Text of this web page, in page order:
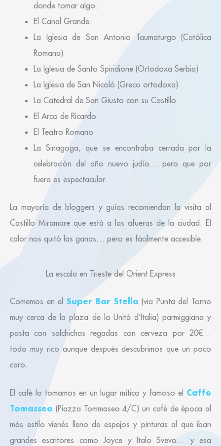
donde tomar algo.
El Canal Grande.
La Iglesia de San Antonio Taumaturgo (Católica
Romana)
La Iglesia de Santo Spiridione (Ortodoxa Serbia)
La Iglesia de San Nicoló (Greco ortodoxa)
La Catedral de San Giusto con su Castillo
El Arco de Ricardo
El Teatro Romano
La Sinagoga, que se encontraba cerrada por la
celebración del año nuevo judío… pero que por
fuera es espectacular.
La mayoría de bloggers y guías recomiendan la visita al
Castillo Miramare que está a las afueras de la ciudad. El
calor nos quitó las ganas… pero es fácilmente accesible.
La escala en Trieste del Orient Express
Comemos en el Super Bar Stella (via Punta del Torno
muy cerca de la plaza de la Unitá d’Italia) parmiggiana y
pasta con salchichas regadas con cerveza por 20€…
todo muy rico aunque después descubrimos que un poco
caro.
El café lo tomamos en un lugar mítico y famoso el Caffe
Tomasseo (Piazza Tommaseo 4/C) un café de época al
más estilo vienés lleno de espejos y pinturas al que iban
grandes escritores como Joyce y Italo Svevo… y esa